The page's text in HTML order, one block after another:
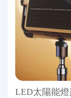
LED太陽能